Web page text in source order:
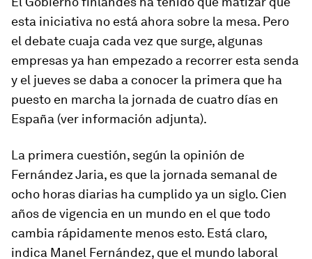
esta iniciativa no está ahora sobre la mesa. Pero
el debate cuaja cada vez que surge, algunas
empresas ya han empezado a recorrer esta senda
y el jueves se daba a conocer la primera que ha
puesto en marcha la jornada de cuatro días en
España (ver información adjunta).
La primera cuestión, según la opinión de
Fernández Jaria, es que la jornada semanal de
ocho horas diarias ha cumplido ya un siglo. Cien
años de vigencia en un mundo en el que todo
cambia rápidamente menos esto. Está claro,
indica Manel Fernández, que el mundo laboral